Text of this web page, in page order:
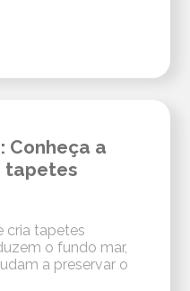
Conheça a
tapetes
cria tapetes
o fundo mar,
a preservar o